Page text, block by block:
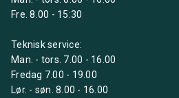
Fre. 8.00 - 15:30
Teknisk service:
Man. - tors. 7.00 - 16.00
Fredag 7.00 - 19.00
Lør. - søn. 8.00 - 16.00